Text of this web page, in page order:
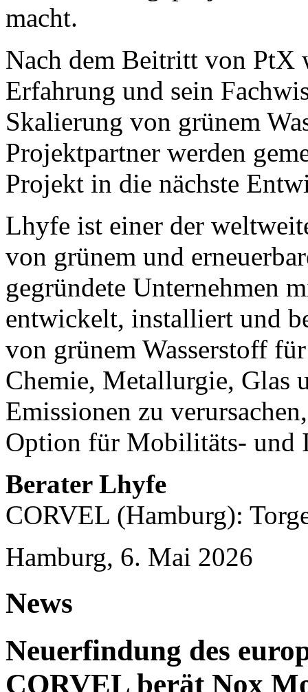
macht.
Nach dem Beitritt von
Erfahrung und sein
Skalierung von grünem
Projektpartner werden
Projekt in die nächste
Lhyfe ist einer der
von grünem und
gegründete Unternehmen
entwickelt, installiert und
von grünem Wasserstoff
Chemie, Metallurgie, Glas
Emissionen zu
Option für Mobilitäts- und
Berater Lhyfe
CORVEL (Hamburg):
Hamburg, 6. Mai 2026
News
Neuerfindung des
CORVEL berät Nox